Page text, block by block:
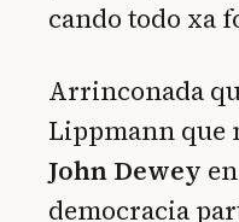
cando todo xa
Arrinconada
Lippmann que
John Dewey
democracia